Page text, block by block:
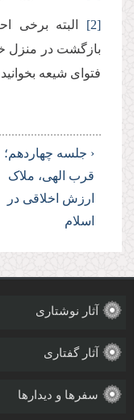
[2] البته برخی
بازگشت در منزل
فتوای شیعه
‹ جلسه چهاردهم؛
قرب الهی، ملاک
ارزش اخلاقی در
اسلام
آثار نوشتاری
آثار گفتاری
سفرها و دیدارها